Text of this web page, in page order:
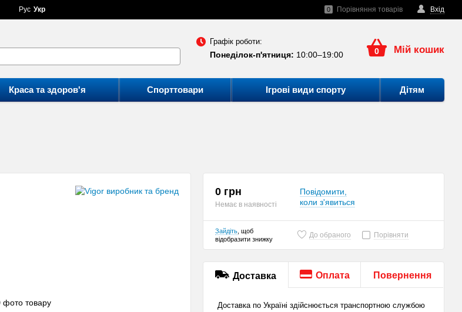
Вхід
0 Порівняння товарів
Рус Укр
Графік роботи:
Понеділок-п'ятниця: 10:00–19:00 0 Мій кошик
Краса та здоров'я Спорттовари Ігрові види спорту Дітям
0 грн
Немає в наявності
Повідомити,
коли з'явиться
Зайдіть , щоб
відобразити знижку
До обраного Порівняти
Доставка Оплата Повернення
Доставка по Україні здійснюється транспортною службою